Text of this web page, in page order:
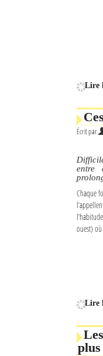
Mot de passe
Lire
Écrit par
entre
Chaque
ouest)
Lire